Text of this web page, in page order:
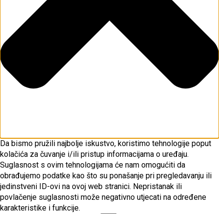
Da bismo pružili najbolje iskustvo, koristimo tehnologije poput
kolačića za čuvanje i/ili pristup informacijama o uređaju.
Suglasnost s ovim tehnologijama će nam omogućiti da
obrađujemo podatke kao što su ponašanje pri pregledavanju ili
jedinstveni ID-ovi na ovoj web stranici. Nepristanak ili
povlačenje suglasnosti može negativno utjecati na određene
karakteristike i funkcije.